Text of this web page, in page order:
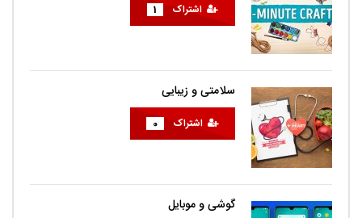
اشتراک 1
سلامتی و زیبایی
اشتراک 0
گوشی و موبایل